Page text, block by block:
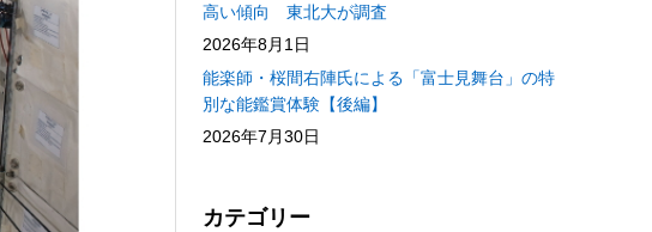
高い傾向 東北大が調査
2026年8月1日
能楽師・桜間右陣氏による「富士見舞台」の特
別な能鑑賞体験【後編】
2026年7月30日
カテゴリー